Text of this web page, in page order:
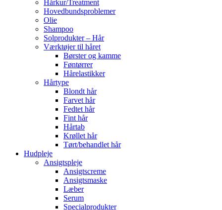
Hårkur/Treatment
Hovedbundsproblemer
Olie
Shampoo
Solprodukter – Hår
Værktøjer til håret
Børster og kamme
Føntørrer
Hårelastikker
Hårtype
Blondt hår
Farvet hår
Fedtet hår
Fint hår
Hårtab
Krøllet hår
Tørt/behandlet hår
Hudpleje
Ansigtspleje
Ansigtscreme
Ansigtsmaske
Læber
Serum
Specialprodukter